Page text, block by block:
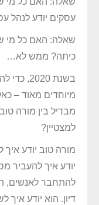
עסקים יודע
שאלה: האם כל מי
כיתה? ממש לא…
בשנת
מיוחדים מאוד –
מבדיל בין מורה
למצטיין?
מורה טוב יודע איך
יודע איך להעביר
להתחבר לאנשים,
דיון. הוא יודע